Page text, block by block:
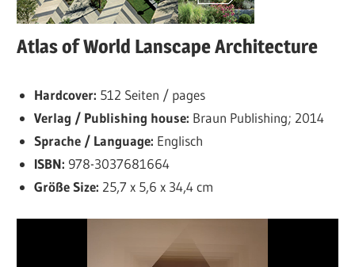
Atlas of World Lanscape Architecture
Hardcover: 512 Seiten / pages
Verlag / Publishing house: Braun Publishing; 2014
Sprache / Language: Englisch
ISBN: 978-3037681664
Größe Size: 25,7 x 5,6 x 34,4 cm